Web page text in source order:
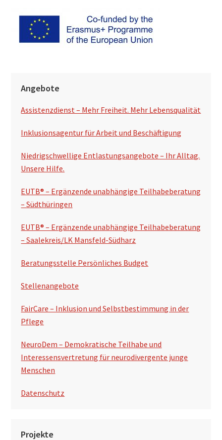
Angebote
Assistenzdienst – Mehr Freiheit. Mehr Lebensqualität
Inklusionsagentur für Arbeit und Beschäftigung
Niedrigschwellige Entlastungsangebote – Ihr Alltag.
Unsere Hilfe.
EUTB® – Ergänzende unabhängige Teilhabeberatung
– Südthüringen
EUTB® – Ergänzende unabhängige Teilhabeberatung
– Saalekreis/LK Mansfeld-Südharz
Beratungsstelle Persönliches Budget
Stellenangebote
FairCare – Inklusion und Selbstbestimmung in der
Pflege
NeuroDem – Demokratische Teilhabe und
Interessensvertretung für neurodivergente junge
Menschen
Datenschutz
Projekte